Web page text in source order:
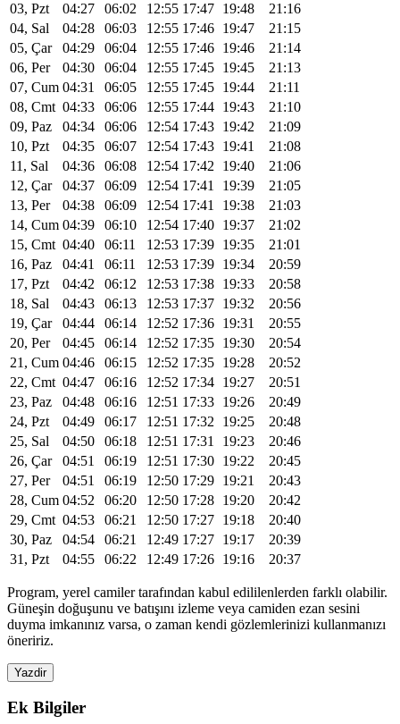
03, Pzt
04:27 06:02 12:55 17:47 19:48
21:16
04, Sal
04:28 06:03 12:55 17:46 19:47
21:15
05, Çar
04:29 06:04 12:55 17:46 19:46
21:14
06, Per
04:30 06:04 12:55 17:45 19:45
21:13
07, Cum 04:31 06:05 12:55 17:45 19:44
21:11
08, Cmt 04:33 06:06 12:55 17:44 19:43
21:10
09, Paz
04:34 06:06 12:54 17:43 19:42
21:09
10, Pzt
04:35 06:07 12:54 17:43 19:41
21:08
11, Sal
04:36 06:08 12:54 17:42 19:40
21:06
12, Çar
04:37 06:09 12:54 17:41 19:39
21:05
13, Per
04:38 06:09 12:54 17:41 19:38
21:03
14, Cum 04:39 06:10 12:54 17:40 19:37
21:02
15, Cmt 04:40 06:11 12:53 17:39 19:35
21:01
16, Paz
04:41 06:11 12:53 17:39 19:34
20:59
17, Pzt
04:42 06:12 12:53 17:38 19:33
20:58
18, Sal
04:43 06:13 12:53 17:37 19:32
20:56
19, Çar
04:44 06:14 12:52 17:36 19:31
20:55
20, Per
04:45 06:14 12:52 17:35 19:30
20:54
21, Cum 04:46 06:15 12:52 17:35 19:28
20:52
22, Cmt 04:47 06:16 12:52 17:34 19:27
20:51
23, Paz
04:48 06:16 12:51 17:33 19:26
20:49
24, Pzt
04:49 06:17 12:51 17:32 19:25
20:48
25, Sal
04:50 06:18 12:51 17:31 19:23
20:46
26, Çar
04:51 06:19 12:51 17:30 19:22
20:45
27, Per
04:51 06:19 12:50 17:29 19:21
20:43
28, Cum 04:52 06:20 12:50 17:28 19:20
20:42
29, Cmt 04:53 06:21 12:50 17:27 19:18
20:40
30, Paz
04:54 06:21 12:49 17:27 19:17
20:39
31, Pzt
04:55 06:22 12:49 17:26 19:16 20:37
Program, yerel camiler tarafından kabul edililenlerden farklı olabilir.
Güneşin doğuşunu ve batışını izleme veya camiden ezan sesini
duyma imkanınız varsa, o zaman kendi gözlemlerinizi kullanmanızı
öneririz.
Yazdir
Ek Bilgiler